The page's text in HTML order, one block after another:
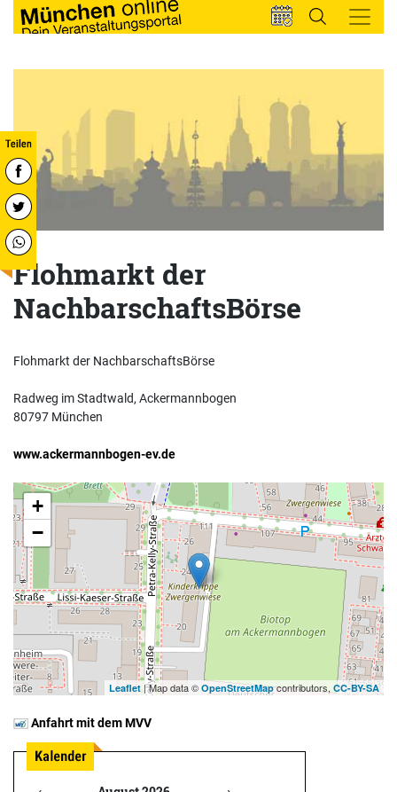
Flohmarkt der
NachbarschaftsBörse
Flohmarkt der NachbarschaftsBörse
Radweg im Stadtwald, Ackermannbogen
80797 München
www.ackermannbogen-ev.de
+
−
Leaflet | Map data © OpenStreetMapcontributors, CC-BY-SA
Anfahrt mit dem MVV